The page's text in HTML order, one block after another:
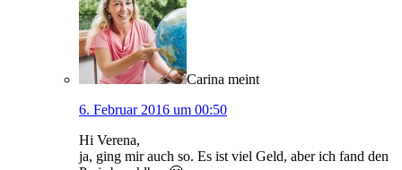
Carina meint
6. Februar 2016 um 00:50
Hi Verena,
ja, ging mir auch so. Es ist viel Geld, aber ich fand den